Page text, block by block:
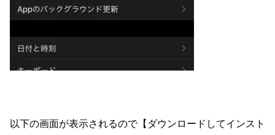
以下の画面が表示されるので【ダウンロードしてインスト